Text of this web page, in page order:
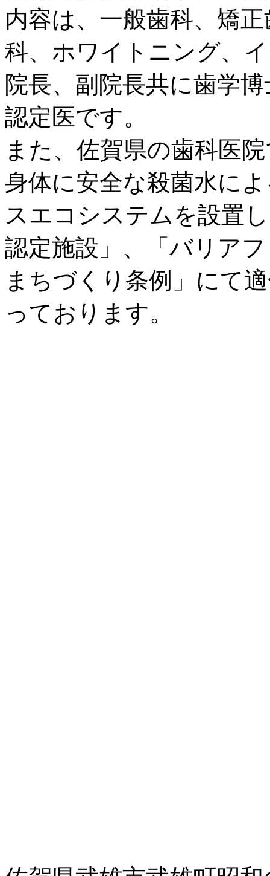
内容は、一般歯科、矯
科、ホワイトニング、
院長、副院長共に歯学
認定医です。
また、佐賀県の歯科医
身体に安全な殺菌水に
スエコシステムを設置
認定施設」、「バリア
まちづくり条例」にて
っております。